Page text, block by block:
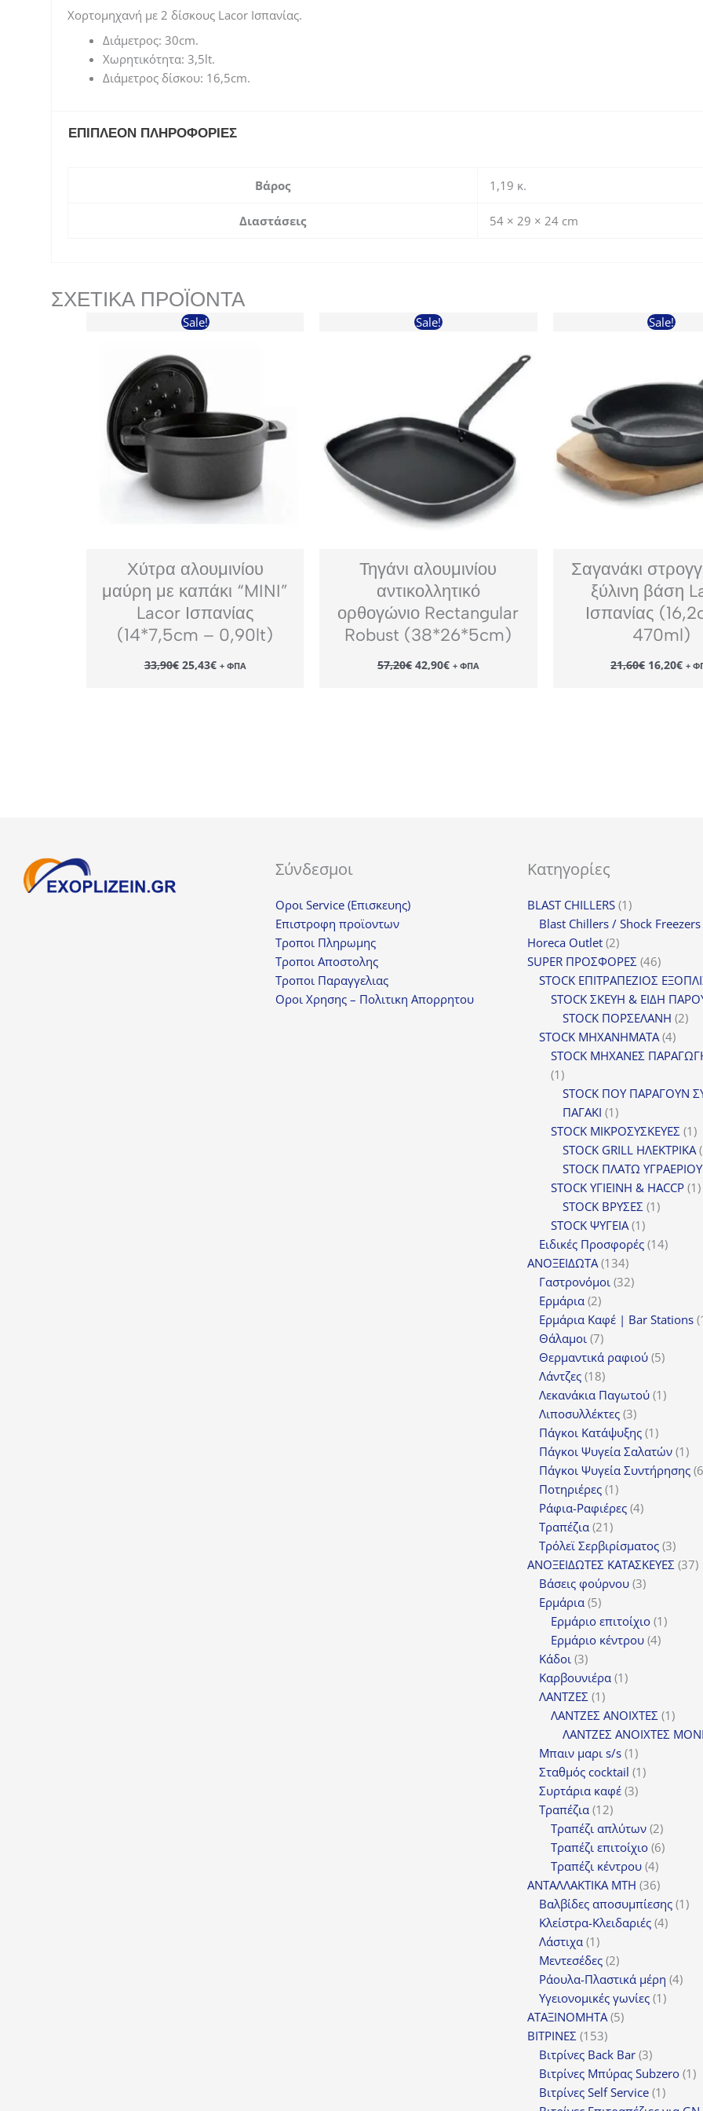
Χορτομηχανή με 2 δίσκους Lacor Ισπανίας.
Διάμετρος: 30cm.
Χωρητικότητα: 3,5lt.
Διάμετρος δίσκου: 16,5cm.
ΕΠΙΠΛΈΟΝ ΠΛΗΡΟΦΟΡΊΕΣ
Βάρος 1,19 κ.
Διαστάσεις 54 × 29 × 24 cm
ΣΧΕΤΙΚΆ ΠΡΟΪΌΝΤΑ
Sale!
Χύτρα αλουμινίου
μαύρη με καπάκι “MINI”
Lacor Ισπανίας
(14*7,5cm – 0,90lt)
33,90€ Original
price
25,43€Η
τρέχουσα
+ ΦΠΑ
Sale!
Τηγάνι αλουμινίου
αντικολλητικό
ορθογώνιο Rectangular
Robust (38*26*5cm)
57,20€ Original
price
42,90€Η
τρέχουσα
+ ΦΠΑ
Sale!
Σαγανάκι
ξύλινη βάση
Ισπανίας
470ml)
21,60€ Original
price
16,20€Η+
Σύνδεσμοι
Οροι Service (Επισκευης)
Επιστροφη προϊοντων
Τροποι Πληρωμης
Τροποι Αποστολης
Τροποι Παραγγελιας
Οροι Χρησης – Πολιτικη Απορρητου
Κατηγορίες
BLAST CHILLERS 11
προϊόν
Blast Chillers / Shock Freezers
Horeca Outlet 22
προϊόντα
SUPER ΠΡΟΣΦΟΡΕΣ 4646
STOCK ΕΠΙΤΡΑΠΕΖΙΟΣ
STOCK ΣΚΕΥΗ & ΕΙΔΗ
STOCK ΠΟΡΣΕΛΑΝΗ 22
STOCK ΜΗΧΑΝΗΜΑΤΑ 44
STOCK ΜΗΧΑΝΕΣ
11
προϊόν
STOCK ΠΟΥ ΠΑΡΑΓΟΥΝ
ΠΑΓΑΚΙ 11
προϊόν
STOCK ΜΙΚΡΟΣΥΣΚΕΥΕΣ 11
STOCK GRILL ΗΛΕΚΤΡΙΚΑ
STOCK ΠΛΑΤΩ ΥΓΡΑΕΡΙΟΥ
STOCK ΥΓΙΕΙΝΗ & HACCP 11
STOCK ΒΡΥΣΕΣ 11
STOCK ΨΥΓΕΙΑ 11
προϊόν
Ειδικές Προσφορές 1414
ΑΝΟΞΕΙΔΩΤΑ 134134
προϊόντα
Γαστρονόμοι 3232
Ερμάρια 22
προϊόντα
Ερμάρια Καφέ | Bar Stations
Θάλαμοι 77
προϊόντα
Θερμαντικά ραφιού 55
Λάντζες 1818
προϊόντα
Λεκανάκια Παγωτού 11
Λιποσυλλέκτες 33
προϊόντα
Πάγκοι Κατάψυξης 11
προϊόν
Πάγκοι Ψυγεία Σαλατών 11
Πάγκοι Ψυγεία Συντήρησης 6
Ποτηριέρες 11
προϊόν
Ράφια-Ραφιέρες 44
Τραπέζια 2121
προϊόντα
Τρόλεϊ Σερβιρίσματος 33
ΑΝΟΞΕΙΔΩΤΕΣ ΚΑΤΑΣΚΕΥΕΣ 3737
Βάσεις φούρνου 33
Ερμάρια 55
προϊόντα
Ερμάριο επιτοίχιο 11
Ερμάριο κέντρου 44
Κάδοι 33
προϊόντα
Καρβουνιέρα 11
ΛΑΝΤΖΕΣ 11
προϊόν
ΛΑΝΤΖΕΣ ΑΝΟΙΧΤΕΣ 11
ΛΑΝΤΖΕΣ ΑΝΟΙΧΤΕΣ
Μπαιν μαρι s/s 11
προϊόν
Σταθμός cocktail 11
Συρτάρια καφέ 33
Τραπέζια 1212
προϊόντα
Τραπέζι απλύτων 22
προϊόντα
Τραπέζι επιτοίχιο 66
Τραπέζι κέντρου 44
προϊόντα
ΑΝΤΑΛΛΑΚΤΙΚΑ MTH 3636
προϊόντα
Βαλβίδες αποσυμπίεσης 11
Κλείστρα-Κλειδαριές 44
Λάστιχα 11
προϊόν
Μεντεσέδες 22
προϊόντα
Ράουλα-Πλαστικά μέρη 44
Υγειονομικές γωνίες 11
ΑΤΑΞΙΝΟΜΗΤΑ 55
ΒΙΤΡΙΝΕΣ 153153
προϊόντα
Βιτρίνες Back Bar 33
προϊόντα
Βιτρίνες Mπύρας Subzero 11
Βιτρίνες Self Service 11